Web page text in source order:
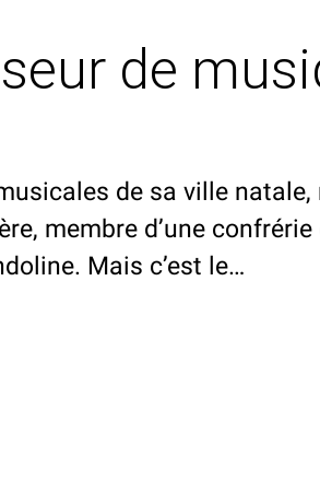
de
de sa ville natale,
membre d’une confrérie
Mais c’est le…